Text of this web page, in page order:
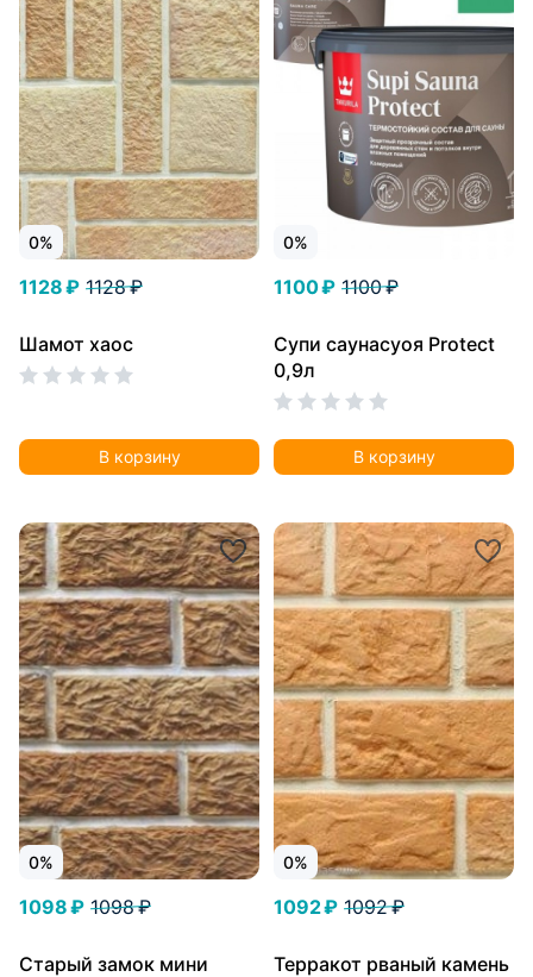
0%
1128 ₽ 1128 ₽
Шамот хаос
В корзину
0%
1100 ₽ 1100 ₽
Супи саунасуоя Protect
0,9л
В корзину
0%
1098 ₽ 1098 ₽
Старый замок мини
0%
1092 ₽ 1092 ₽
Терракот рваный камень